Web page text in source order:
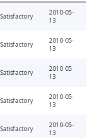
Satisfactory
2010-05-
13
Satisfactory
2010-05-
13
Satisfactory
2010-05-
13
Satisfactory
2010-05-
13
Satisfactory
2010-05-
13